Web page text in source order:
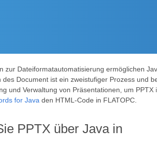
zur Dateiformatautomatisierung ermöglichen
Document ist ein zweistufiger Prozess und
und Verwaltung von Präsentationen, um
for Java den HTML-Code in FLATOPC.
PPTX über Java in